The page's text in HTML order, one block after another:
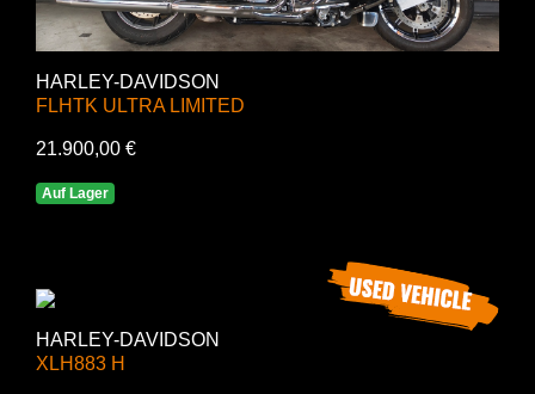
HARLEY-DAVIDSON
FLHTK ULTRA LIMITED
21.900,00 €
Auf Lager
HARLEY-DAVIDSON
XLH883 H